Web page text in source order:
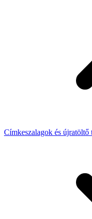
Címkeszalagok és újratöltő